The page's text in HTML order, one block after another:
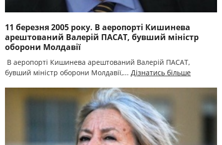
11 березня 2005 року. В аеропорті Кишинева
арештований Валерій ПАСАТ, бувший міністр
оборони Молдавії
В аеропорті Кишинева арештований Валерій ПАСАТ,
бувший міністр оборони Молдавії,... Дізнатись більше